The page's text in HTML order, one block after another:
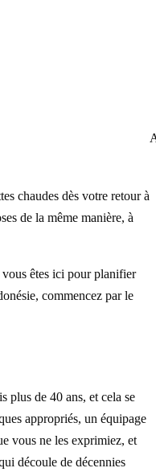
chaudes dès votre retour à
de la même manière, à
êtes ici pour planifier
commencez par le
plus de 40 ans, et cela se
appropriés, un équipage
vous ne les exprimiez, et
découle de décennies